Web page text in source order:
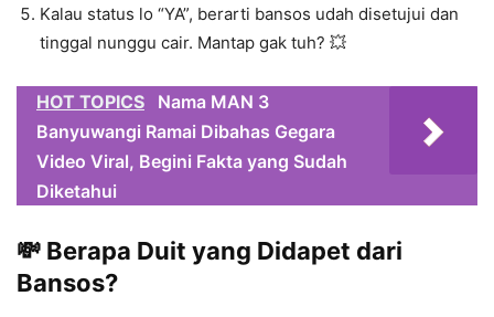
Kalau status lo “YA”, berarti bansos udah disetujui dan
tinggal nunggu cair. Mantap gak tuh? 💥
HOT TOPICS
Nama MAN 3
Banyuwangi Ramai Dibahas Gegara
Video Viral, Begini Fakta yang Sudah
Diketahui
💸 Berapa Duit yang Didapet dari
Bansos?